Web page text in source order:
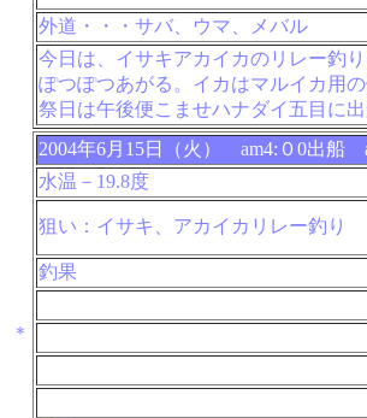
外道・・・サバ、ウマ、メバル
今日は、イサキアカイカのリレー釣
ぽつぽつあがる。イカはマルイカ用
祭日は午後便こませハナダイ五目に出
＊
2004年6月15日（火） am4:０0出船
水温－19.8度
狙い：イサキ、アカイカリレー釣り
釣果